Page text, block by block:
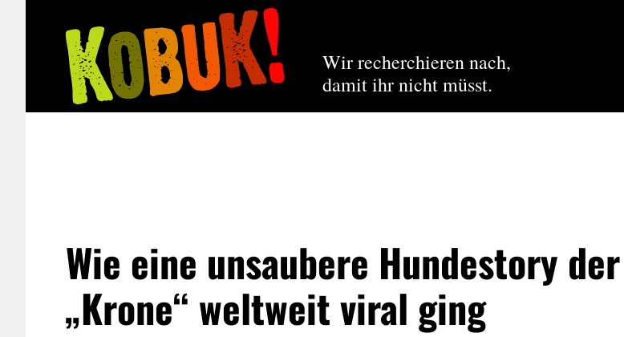
Wir recherchieren nach,
damit ihr nicht müsst.
Wie eine unsaubere Hundestory der
„Krone“ weltweit viral ging